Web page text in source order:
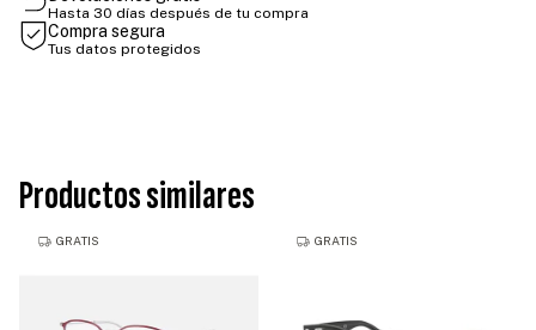
Hasta 30 días después de tu compra
Compra segura
Tus datos protegidos
Productos similares
GRATIS GRATIS